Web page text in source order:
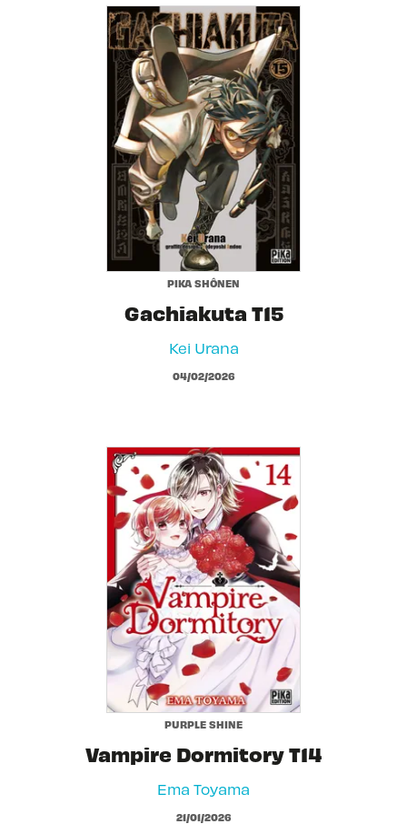
PIKA SHÔNEN
Gachiakuta T15
Kei Urana
04/02/2026
PURPLE SHINE
Vampire Dormitory T14
Ema Toyama
21/01/2026